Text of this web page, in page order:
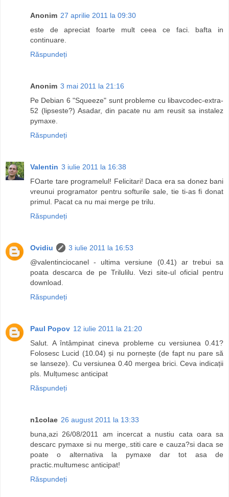
Anonim 27 aprilie 2011 la 09:30
este de apreciat foarte mult ceea ce faci. bafta in
continuare.
Răspundeți
Anonim 3 mai 2011 la 21:16
Pe Debian 6 "Squeeze" sunt probleme cu libavcodec-extra-
52 (lipseste?) Asadar, din pacate nu am reusit sa instalez
pymaxe.
Răspundeți
Valentin 3 iulie 2011 la 16:38
FOarte tare programelul! Felicitari! Daca era sa donez bani
vreunui programator pentru softurile sale, tie ti-as fi donat
primul. Pacat ca nu mai merge pe trilu.
Răspundeți
Ovidiu
3 iulie 2011 la 16:53
@valentinciocanel - ultima versiune (0.41) ar trebui sa
poata descarca de pe Trilulilu. Vezi site-ul oficial pentru
download.
Răspundeți
Paul Popov 12 iulie 2011 la 21:20
Salut. A întâmpinat cineva probleme cu versiunea 0.41?
Folosesc Lucid (10.04) și nu pornește (de fapt nu pare să
se lanseze). Cu versiunea 0.40 mergea brici. Ceva indicații
pls. Mulțumesc anticipat
Răspundeți
n1colae 26 august 2011 la 13:33
buna,azi 26/08/2011 am incercat a nustiu cata oara sa
descarc pymaxe si nu merge,.stiti care e cauza?si daca se
poate o alternativa la pymaxe dar tot asa de
practic.multumesc anticipat!
Răspundeți